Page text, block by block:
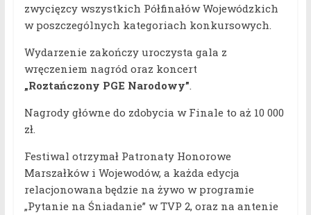
zwycięzcy wszystkich Półfinałów Wojewódzkich
w poszczególnych kategoriach konkursowych.
Wydarzenie zakończy uroczysta gala z
wręczeniem nagród oraz koncert
„Roztańczony PGE Narodowy”.
Nagrody główne do zdobycia w Finale to aż 10 000
zł.
Festiwal otrzymał Patronaty Honorowe
Marszałków i Wojewodów, a każda edycja
relacjonowana będzie na żywo w programie
„Pytanie na Śniadanie” w TVP 2, oraz na antenie